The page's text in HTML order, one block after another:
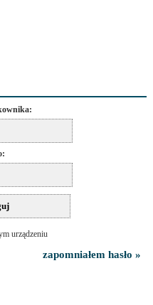
urządzeniu
zapomniałem hasło »